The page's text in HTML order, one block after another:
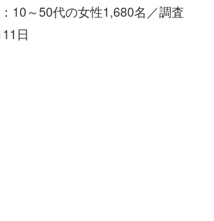
10～50代の女性1,680名／調査
日